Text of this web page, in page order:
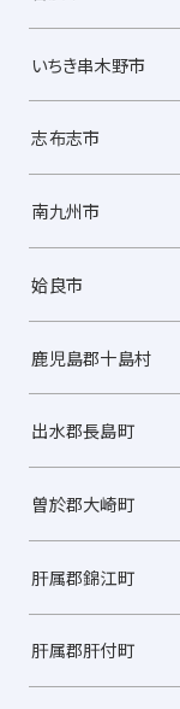
いちき串木野市
志布志市
南九州市
姶良市
鹿児島郡十島村
出水郡長島町
曽於郡大崎町
肝属郡錦江町
肝属郡肝付町